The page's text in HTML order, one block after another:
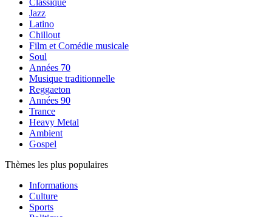
Classique
Jazz
Latino
Chillout
Film et Comédie musicale
Soul
Années 70
Musique traditionnelle
Reggaeton
Années 90
Trance
Heavy Metal
Ambient
Gospel
Thèmes les plus populaires
Informations
Culture
Sports